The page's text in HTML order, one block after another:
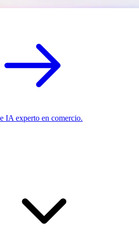
IA experto en comercio.